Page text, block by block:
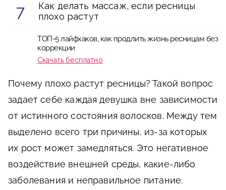
Как делать массаж, если ресницы
плохо растут
ТОП-5 лайфхаков, как продлить жизнь ресницам без
коррекции
Скачать бесплатно
Почему плохо растут ресницы? Такой вопрос
задает себе каждая девушка вне зависимости
от истинного состояния волосков. Между тем
выделено всего три причины, из-за которых
их рост может замедляться. Это негативное
воздействие внешней среды, какие-либо
заболевания и неправильное питание.